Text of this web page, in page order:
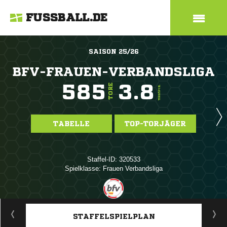
FUSSBALL.DE
SAISON 25/26
BFV-FRAUEN-VERBANDSLIGA
585 TORE 3.8 TORE/SPIEL
TABELLE TOP-TORJÄGER
Staffel-ID: 320533
Spielklasse: Frauen Verbandsliga
ANZEIGE
STAFFELSPIELPLAN